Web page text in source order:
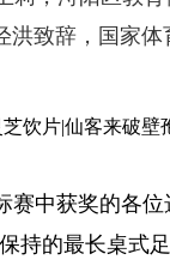
致辞，国家
中获奖的各位
持的最长桌式